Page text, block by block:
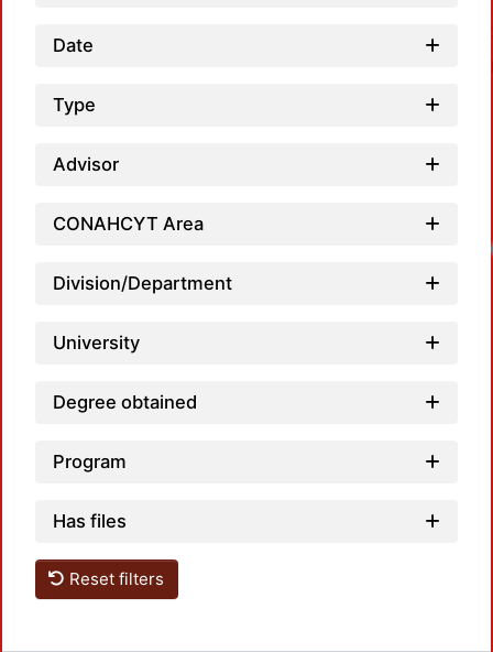
Date
Type
Advisor
CONAHCYT Area
Division/Department
University
Degree obtained
Program
Has files
Reset filters